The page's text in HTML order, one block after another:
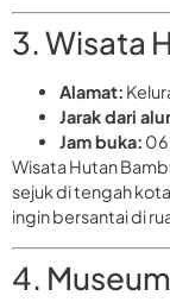
3. Wisata
Alamat:
Jarak dari
Jam buka:
Wisata Hutan
sejuk di tengah
ingin bersantai di
4.